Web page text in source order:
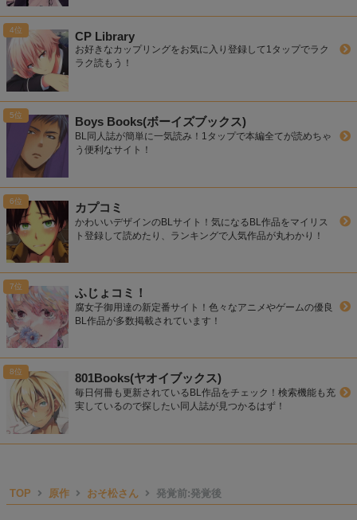
CP Library
お好きなカップリングをお気に入り登録して1タップでラク
ラク読もう！
Boys Books(ボーイズブックス)
BL同人誌が簡単に一気読み！1タップで本編全てが読めちゃ
う便利なサイト！
カプコミ
かわいいデザインのBLサイト！気になるBL作品をマイリス
ト登録して読めたり、ランキングで人気作品が丸わかり！
ふじょコミ！
腐女子御用達の新定番サイト！色々なアニメやゲームの優良
BL作品が多数掲載されています！
801Books(ヤオイブックス)
毎日何冊も更新されているBL作品をチェック！検索機能も充
実しているので探したい同人誌が見つかるはず！
TOP 原作 おそ松さん 発覚前:発覚後